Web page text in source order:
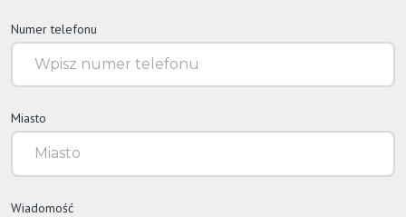
Numer telefonu
Miasto
Wiadomość